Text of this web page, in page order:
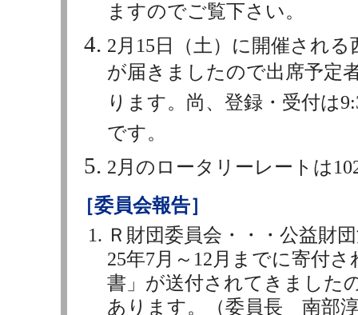
ますのでご覧下さい。
2月15日（土）に開催され
が届きましたので出席予定
ります。尚、登録・受付は
です。
2月のロータリーレートは
［委員会報告］
Ｒ財団委員会・・・公益財
25年7月～12月までに寄付
書」が送付されてきました
あります。（委員長 南部